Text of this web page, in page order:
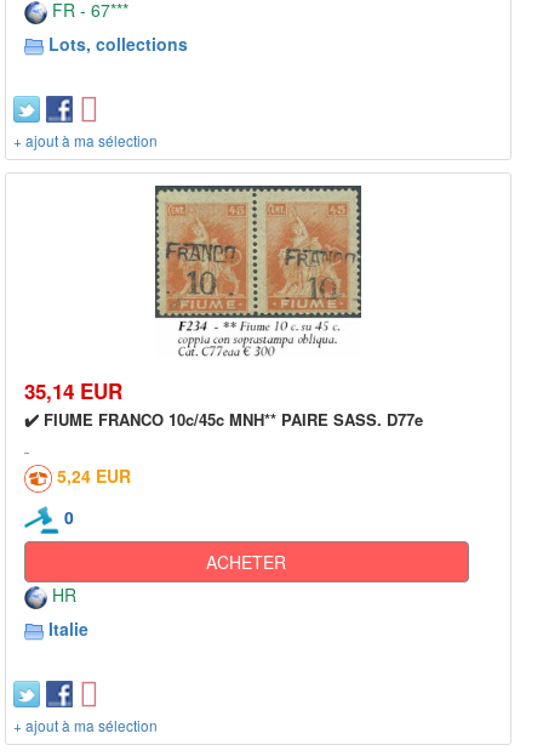
FR - 67***
Lots, collections
+ ajout à ma sélection
35,14 EUR
✔️ FIUME FRANCO 10c/45c MNH** PAIRE SASS. D77e
5,24 EUR
0
ACHETER
HR
Italie
+ ajout à ma sélection